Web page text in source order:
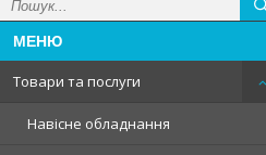
Товари та послуги
Навісне обладнання